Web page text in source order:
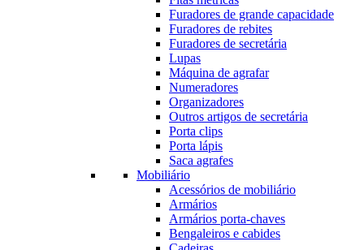
Furadores de grande capacidade
Furadores de rebites
Furadores de secretária
Lupas
Máquina de agrafar
Numeradores
Organizadores
Outros artigos de secretária
Porta clips
Porta lápis
Saca agrafes
Mobiliário
Acessórios de mobiliário
Armários
Armários porta-chaves
Bengaleiros e cabides